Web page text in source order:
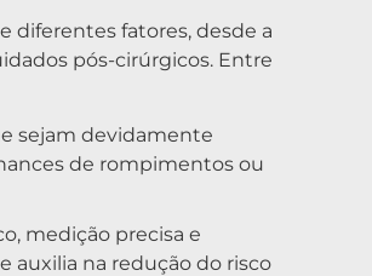
diferentes fatores, desde a
pós-cirúrgicos. Entre
sejam devidamente
de rompimentos ou
medição precisa e
auxilia na redução do risco